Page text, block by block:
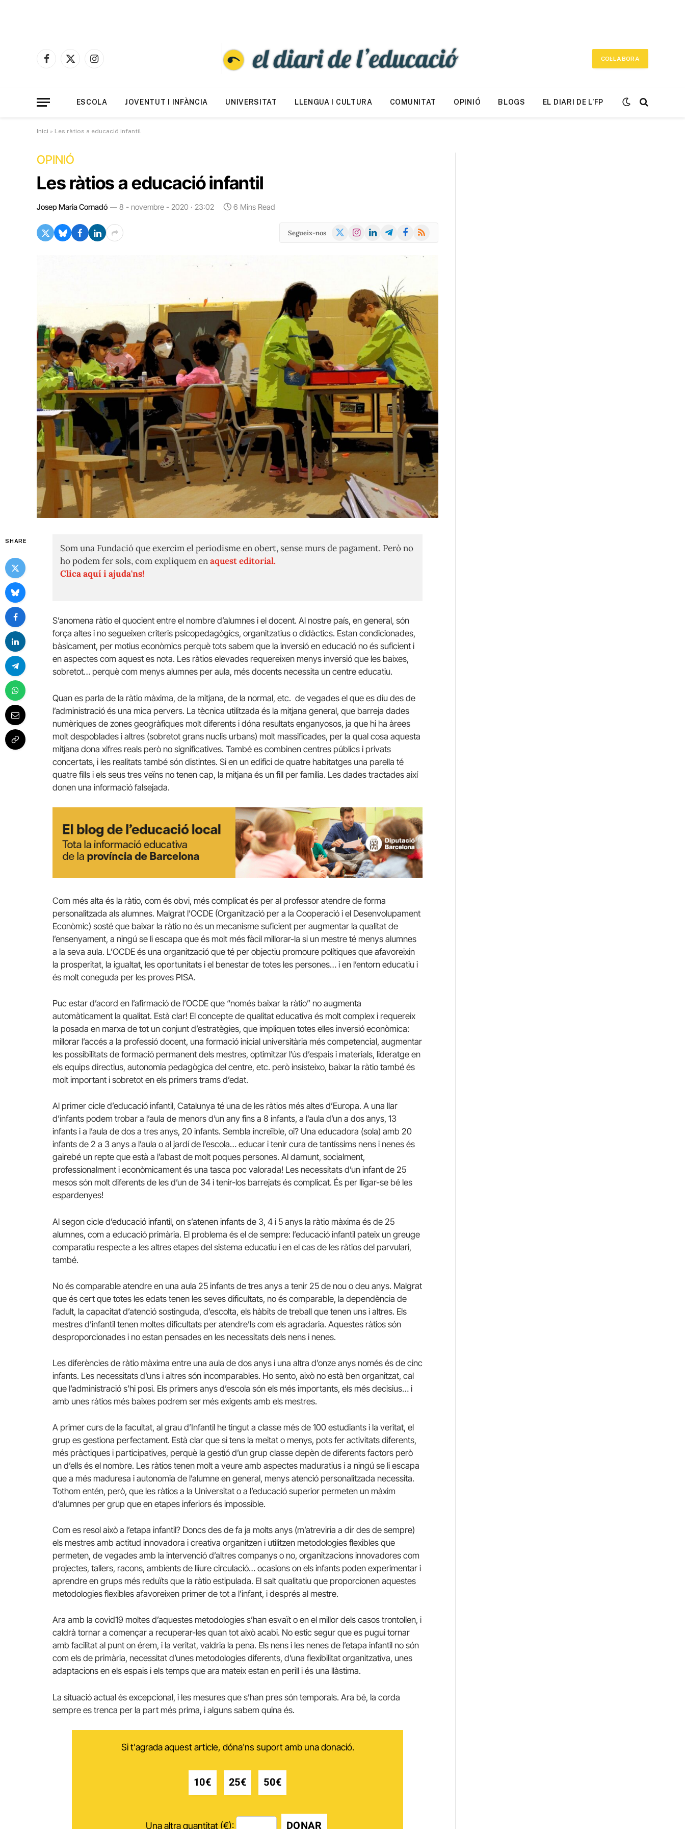
Facebook
X
Instagram
COL·LABORA
ESCOLA JOVENTUT I INFÀNCIA UNIVERSITAT LLENGUA I CULTURA COMUNITAT OPINIÓ BLOGS EL DIARI DE L’FP
Inici » Les ràtios a educació infantil
OPINIÓ
Les ràtios a educació infantil
Josep Maria Cornadó 8 - novembre - 2020 · 23:02 6 Mins Read
Segueix-nos
X
Instagram
LinkedInTelegramFacebook
RSS
SHARE
Som una Fundació que exercim el periodisme en obert, sense murs de pagament. Però no
ho podem fer sols, com expliquem enaquest editorial.
Clica aquí i ajuda'ns!
S’anomena ràtio el quocient entre el nombre d’alumnes i el docent. Al nostre país, en general, són
força altes i no segueixen criteris psicopedagògics, organitzatius o didàctics. Estan condicionades,
bàsicament, per motius econòmics perquè tots sabem que la inversió en educació no és suficient i
en aspectes com aquest es nota. Les ràtios elevades requereixen menys inversió que les baixes,
sobretot… perquè com menys alumnes per aula, més docents necessita un centre educatiu.
Quan es parla de la ràtio màxima, de la mitjana, de la normal, etc. de vegades el que es diu des de
l’administració és una mica pervers. La tècnica utilitzada és la mitjana general, que barreja dades
numèriques de zones geogràfiques molt diferents i dóna resultats enganyosos, ja que hi ha àrees
molt despoblades i altres (sobretot grans nuclis urbans) molt massificades, per la qual cosa aquesta
mitjana dona xifres reals però no significatives. També es combinen centres públics i privats
concertats, i les realitats també són distintes. Si en un edifici de quatre habitatges una parella té
quatre fills i els seus tres veïns no tenen cap, la mitjana és un fill per família. Les dades tractades així
donen una informació falsejada.
Com més alta és la ràtio, com és obvi, més complicat és per al professor atendre de forma
personalitzada als alumnes. Malgrat l’OCDE (Organització per a la Cooperació i el Desenvolupament
Econòmic) sosté que baixar la ràtio no és un mecanisme suficient per augmentar la qualitat de
l’ensenyament, a ningú se li escapa que és molt més fàcil millorar-la si un mestre té menys alumnes
a la seva aula. L’OCDE és una organització que té per objectiu promoure polítiques que afavoreixin
la prosperitat, la igualtat, les oportunitats i el benestar de totes les persones… i en l’entorn educatiu i
és molt coneguda per les proves PISA.
Puc estar d’acord en l’afirmació de l’OCDE que “només baixar la ràtio” no augmenta
automàticament la qualitat. Està clar! El concepte de qualitat educativa és molt complex i requereix
la posada en marxa de tot un conjunt d’estratègies, que impliquen totes elles inversió econòmica:
millorar l’accés a la professió docent, una formació inicial universitària més competencial, augmentar
les possibilitats de formació permanent dels mestres, optimitzar l’ús d’espais i materials, lideratge en
els equips directius, autonomia pedagògica del centre, etc. però insisteixo, baixar la ràtio també és
molt important i sobretot en els primers trams d’edat.
Al primer cicle d’educació infantil, Catalunya té una de les ràtios més altes d’Europa. A una llar
d’infants podem trobar a l’aula de menors d’un any fins a 8 infants, a l’aula d’un a dos anys, 13
infants i a l’aula de dos a tres anys, 20 infants. Sembla increïble, oi? Una educadora (sola) amb 20
infants de 2 a 3 anys a l’aula o al jardí de l’escola… educar i tenir cura de tantíssims nens i nenes és
gairebé un repte que està a l’abast de molt poques persones. Al damunt, socialment,
professionalment i econòmicament és una tasca poc valorada! Les necessitats d’un infant de 25
mesos són molt diferents de les d’un de 34 i tenir-los barrejats és complicat. És per lligar-se bé les
espardenyes!
Al segon cicle d’educació infantil, on s’atenen infants de 3, 4 i 5 anys la ràtio màxima és de 25
alumnes, com a educació primària. El problema és el de sempre: l’educació infantil pateix un greuge
comparatiu respecte a les altres etapes del sistema educatiu i en el cas de les ràtios del parvulari,
també.
No és comparable atendre en una aula 25 infants de tres anys a tenir 25 de nou o deu anys. Malgrat
que és cert que totes les edats tenen les seves dificultats, no és comparable, la dependència de
l’adult, la capacitat d’atenció sostinguda, d’escolta, els hàbits de treball que tenen uns i altres. Els
mestres d’infantil tenen moltes dificultats per atendre’ls com els agradaria. Aquestes ràtios són
desproporcionades i no estan pensades en les necessitats dels nens i nenes.
Les diferències de ràtio màxima entre una aula de dos anys i una altra d’onze anys només és de cinc
infants. Les necessitats d’uns i altres són incomparables. Ho sento, això no està ben organitzat, cal
que l’administració s’hi posi. Els primers anys d’escola són els més importants, els més decisius… i
amb unes ràtios més baixes podrem ser més exigents amb els mestres.
A primer curs de la facultat, al grau d’Infantil he tingut a classe més de 100 estudiants i la veritat, el
grup es gestiona perfectament. Està clar que si tens la meitat o menys, pots fer activitats diferents,
més pràctiques i participatives, perquè la gestió d’un grup classe depèn de diferents factors però
un d’ells és el nombre. Les ràtios tenen molt a veure amb aspectes maduratius i a ningú se li escapa
que a més maduresa i autonomia de l’alumne en general, menys atenció personalitzada necessita.
Tothom entén, però, que les ràtios a la Universitat o a l’educació superior permeten un màxim
d’alumnes per grup que en etapes inferiors és impossible.
Com es resol això a l’etapa infantil? Doncs des de fa ja molts anys (m’atreviria a dir des de sempre)
els mestres amb actitud innovadora i creativa organitzen i utilitzen metodologies flexibles que
permeten, de vegades amb la intervenció d’altres companys o no, organitzacions innovadores com
projectes, tallers, racons, ambients de lliure circulació… ocasions on els infants poden experimentar i
aprendre en grups més reduïts que la ràtio estipulada. El salt qualitatiu que proporcionen aquestes
metodologies flexibles afavoreixen primer de tot a l’infant, i després al mestre.
Ara amb la covid19 moltes d’aquestes metodologies s’han esvaït o en el millor dels casos trontollen, i
caldrà tornar a començar a recuperar-les quan tot això acabi. No estic segur que es pugui tornar
amb facilitat al punt on érem, i la veritat, valdria la pena. Els nens i les nenes de l’etapa infantil no són
com els de primària, necessitat d’unes metodologies diferents, d’una flexibilitat organitzativa, unes
adaptacions en els espais i els temps que ara mateix estan en perill i és una llàstima.
La situació actual és excepcional, i les mesures que s’han pres són temporals. Ara bé, la corda
sempre es trenca per la part més prima, i alguns sabem quina és.
Si t'agrada aquest article, dóna'ns suport amb una donació.
10€ 25€ 50€
Una altra quantitat (€): DONAR